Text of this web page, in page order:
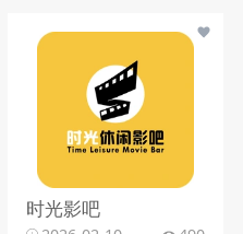
时光影吧